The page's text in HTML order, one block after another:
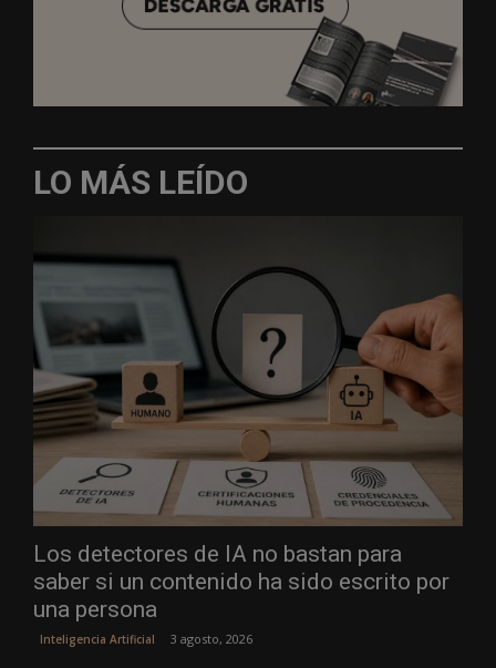
LO MÁS LEÍDO
Los detectores de IA no bastan para
saber si un contenido ha sido escrito por
una persona
Inteligencia Artificial 3 agosto, 2026